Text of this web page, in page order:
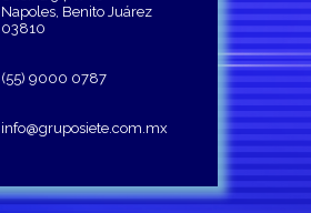
Napoles, Benito Juárez
03810
(55) 9000 0787
info@gruposiete.com.mx